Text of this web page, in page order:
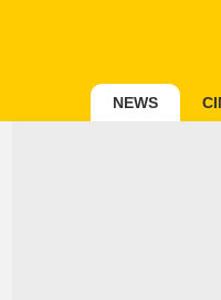
NEWS